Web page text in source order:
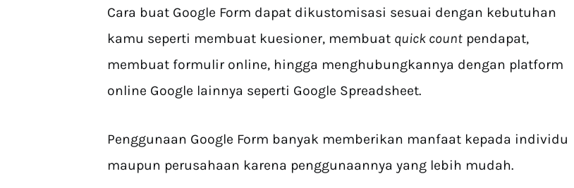
Cara buat Google Form dapat dikustomisasi sesuai dengan kebutuhan
kamu seperti membuat kuesioner, membuat quick count pendapat,
membuat formulir online, hingga menghubungkannya dengan platform
online Google lainnya seperti Google Spreadsheet.
Penggunaan Google Form banyak memberikan manfaat kepada individu
maupun perusahaan karena penggunaannya yang lebih mudah.